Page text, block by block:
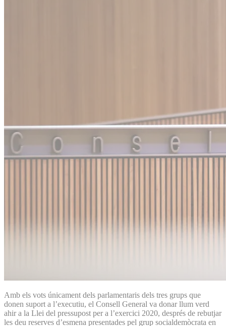
Amb els vots únicament dels parlamentaris dels tres grups que
donen suport a l’executiu, el Consell General va donar llum verd
ahir a la Llei del pressupost per a l’exercici 2020, després de rebutjar
les deu reserves d’esmena presentades pel grup socialdemòcrata en